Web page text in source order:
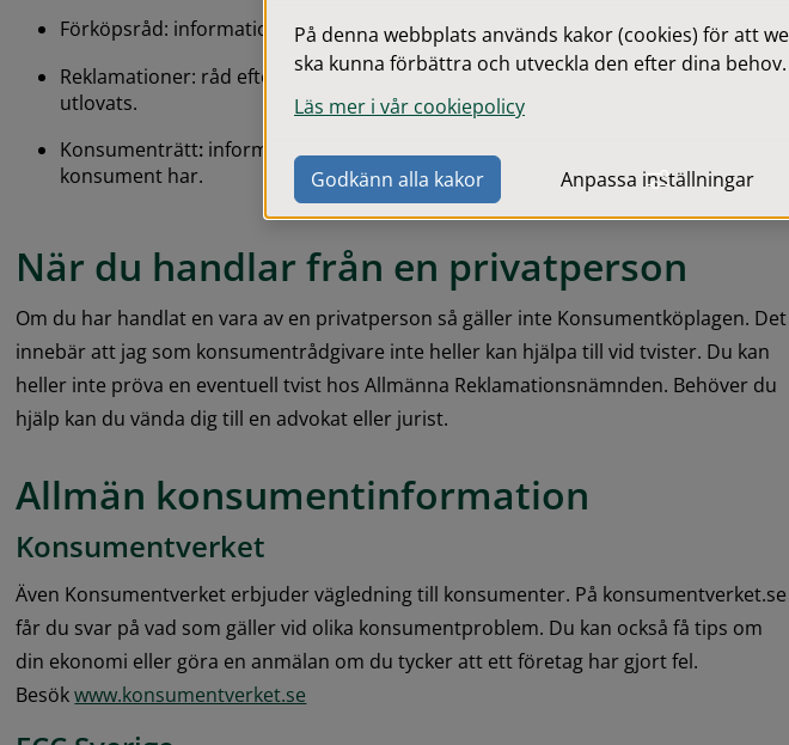
Förköpsråd: information före köp av varor och tjänster.
Reklamationer: råd efter köp av varor och tjänster som inte motsvarar vad som
utlovats.
Konsumenträtt: information om vilka rättigheter och skyldigheter du som
konsument har.
När du handlar från en privatperson
Om du har handlat en vara av en privatperson så gäller inte Konsumentköplagen. Det
innebär att jag som konsumentrådgivare inte heller kan hjälpa till vid tvister. Du kan
heller inte pröva en eventuell tvist hos Allmänna Reklamationsnämnden. Behöver du
hjälp kan du vända dig till en advokat eller jurist.
Allmän konsumentinformation
Konsumentverket
Även Konsumentverket erbjuder vägledning till konsumenter. På konsumentverket.se
får du svar på vad som gäller vid olika konsumentproblem. Du kan också få tips om
din ekonomi eller göra en anmälan om du tycker att ett företag har gjort fel.
Besök www.konsumentverket.se
På denna webbplats används kakor (cookies) för att
ska kunna förbättra och utveckla den efter dina behov.
Läs mer i vår cookiepolicy
Godkänn alla kakor Anpassa inställningar